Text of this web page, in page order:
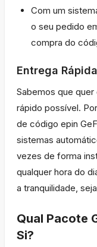
Com um
o seu pedido
compra do
Entrega
Sabemos que
rápido possível.
de código epin
sistemas
vezes de forma
qualquer hora do
a tranquilidade,
Qual Pacote
Si?